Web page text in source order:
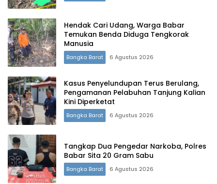
Hendak Cari Udang, Warga Babar
Temukan Benda Diduga Tengkorak
Manusia
Bangka Barat 6 Agustus 2026
Kasus Penyelundupan Terus Berulang,
Pengamanan Pelabuhan Tanjung Kalian
Kini Diperketat
Bangka Barat 6 Agustus 2026
Tangkap Dua Pengedar Narkoba, Polres
Babar Sita 20 Gram Sabu
Bangka Barat 6 Agustus 2026